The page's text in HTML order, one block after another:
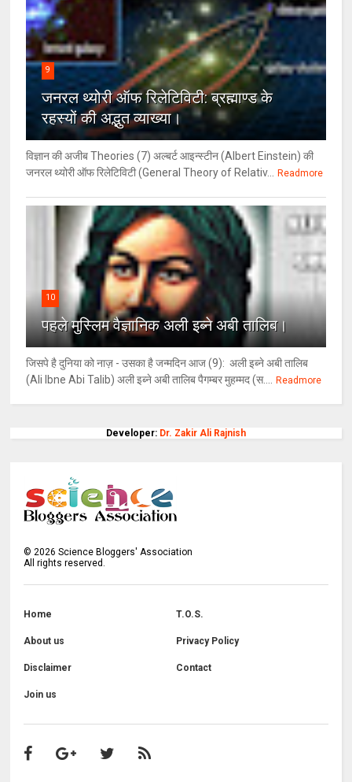
9
जनरल थ्‍योरी ऑफ रिलेटिविटी: ब्रह्माण्‍ड के
रहस्‍यों की अद्भुत व्‍याख्‍या।
विज्ञान की अजीब Theories (7) अल्‍बर्ट आइन्स्टीन (Albert Einstein) की
जनरल थ्योरी ऑफ रिलेटिविटी (General Theory of Relativ...
Readmore
10
पहले मुस्लिम वैज्ञानिक अली इब्ने अबी तालिब।
जिसपे है दुनिया को नाज़ - उसका है जन्मदिन आज (9): अली इब्ने अबी तालिब
(Ali Ibne Abi Talib) अली इब्ने अबी तालिब पैगम्बर मुहम्मद (स....
Readmore
Developer: Dr. Zakir Ali Rajnish
©2026 Science Bloggers' Association
All rights reserved.
Home T.O.S.
About us Privacy Policy
Disclaimer Contact
Join us